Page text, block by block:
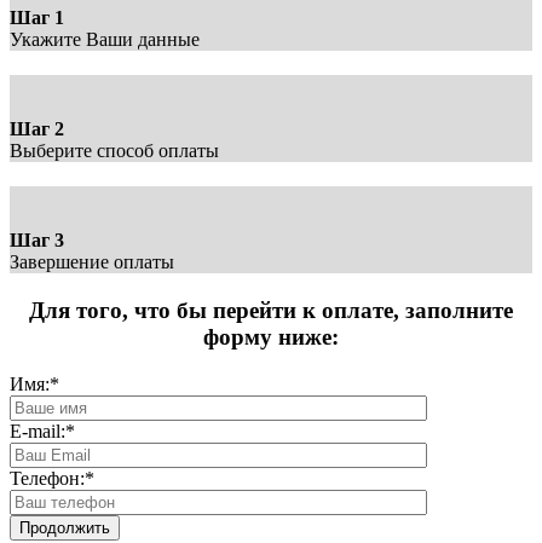
Шаг 1
Укажите Ваши данные
Шаг 2
Выберите способ оплаты
Шаг 3
Завершение оплаты
Для того, что бы перейти к оплате, заполните
форму ниже:
Имя:*
E-mail:*
Телефон:*